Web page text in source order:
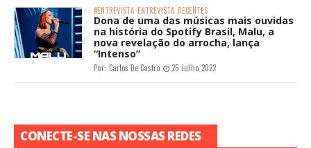
#ENTREVISTA ENTREVISTA RECENTES
Dona de uma das músicas mais ouvidas
na história do Spotify Brasil, Malu, a
nova revelação do arrocha, lança
“Intenso”
Por: Carlos De Castro 25 Julho 2022
CONECTE-SE NAS NOSSAS REDES